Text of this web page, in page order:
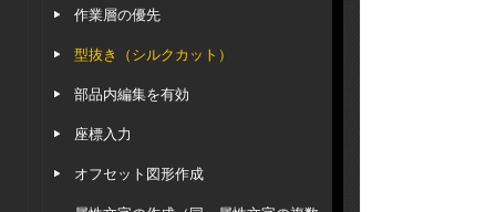
作業層の優先
型抜き（シルクカット）
部品内編集を有効
座標入力
オフセット図形作成